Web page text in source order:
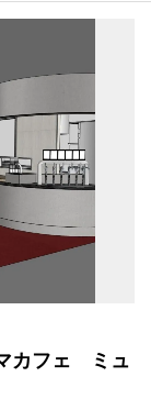
カフェ ミュ